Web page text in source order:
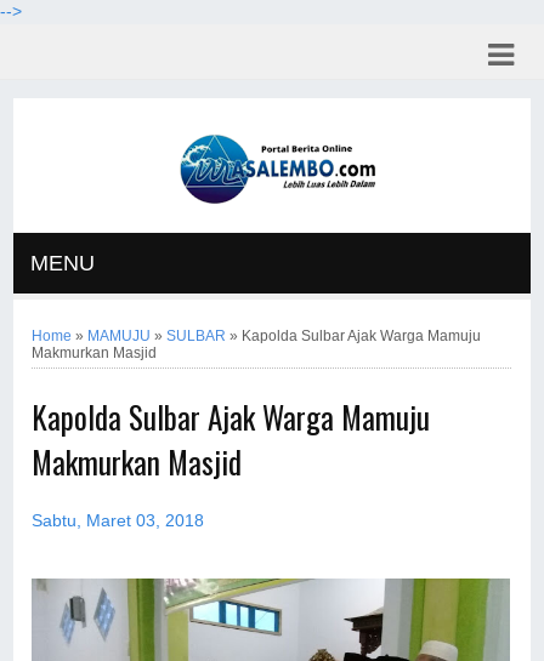
-->
MENU
Home » MAMUJU »SULBAR » Kapolda Sulbar Ajak Warga Mamuju
Makmurkan Masjid
Kapolda Sulbar Ajak Warga Mamuju
Makmurkan Masjid
Sabtu, Maret 03, 2018